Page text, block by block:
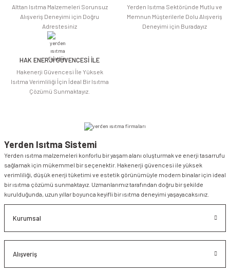
Alttan Isıtma Malzemeleri Sorunsuz
Alışveriş Deneyimi için Doğru
Adrestesiniz
Yerden Isıtma Sektöründe Mutlu ve
Memnun Müşterilerle Dolu Alışveriş
Deneyimi için Buradayız
HAK ENERJİ GÜVENCESİ İLE
Hakenerji Güvencesi İle Yüksek
Isıtma Verimliliği İçin İdeal Bir Isıtma
Çözümü Sunmaktayız.
Yerden Isıtma Sistemi
Yerden ısıtma malzemeleri konforlu bir yaşam alanı oluşturmak ve enerji tasarrufu
sağlamak için mükemmel bir seçenektir. Hakenerji güvencesi ile yüksek
verimliliği, düşük enerji tüketimi ve estetik görünümüyle modern binalar için ideal
bir ısıtma çözümü sunmaktayız. Uzmanlarımız tarafından doğru bir şekilde
kurulduğunda, uzun yıllar boyunca keyifli bir ısıtma deneyimi yaşayacaksınız.
Kurumsal
Alışveriş